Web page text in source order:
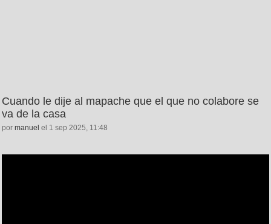
Cuando le dije al mapache que el que no colabore se
va de la casa
por manuel el 1 sep 2025, 11:48